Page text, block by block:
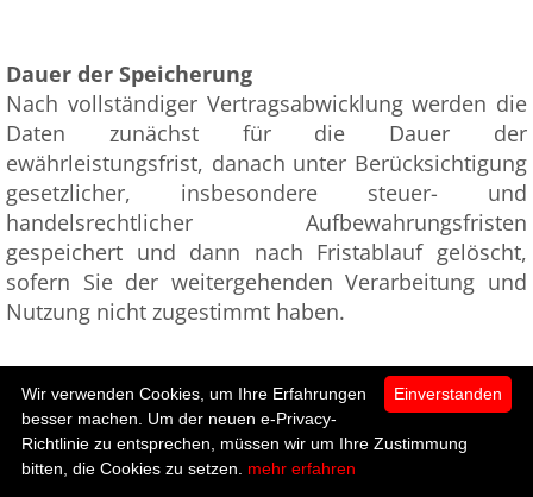
Dauer der Speicherung
Nach vollständiger Vertragsabwicklung werden die
Daten zunächst für die Dauer der
ewährleistungsfrist, danach unter Berücksichtigung
gesetzlicher, insbesondere steuer- und
handelsrechtlicher Aufbewahrungsfristen
gespeichert und dann nach Fristablauf gelöscht,
sofern Sie der weitergehenden Verarbeitung und
Nutzung nicht zugestimmt haben.
Rechte der betroffenen Person
Ihnen stehen bei Vorliegen der gesetzlichen
Voraussetzungen folgende Rechte nach Art. 15 bis
Einverstanden
Wir verwenden Cookies, um Ihre Erfahrungen
besser machen. Um der neuen e-Privacy-
Richtlinie zu entsprechen, müssen wir um Ihre Zustimmung
bitten, die Cookies zu setzen. mehr erfahren
Startseite Kategorien Mein Konto